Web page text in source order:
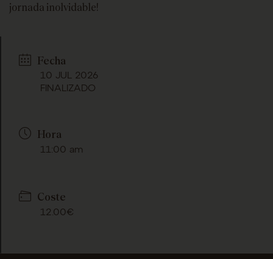
jornada inolvidable!
Fecha
10 JUL 2026
FINALIZADO
Hora
11:00 am
Coste
12.00€